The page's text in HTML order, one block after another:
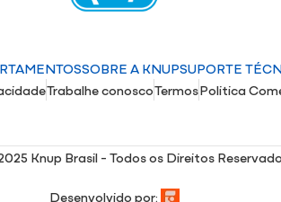
SOBRE A KNUPSUPORTE
Trabalhe conoscoTermosPolitica
Knup Brasil - Todos os Direitos
Desenvolvido por: